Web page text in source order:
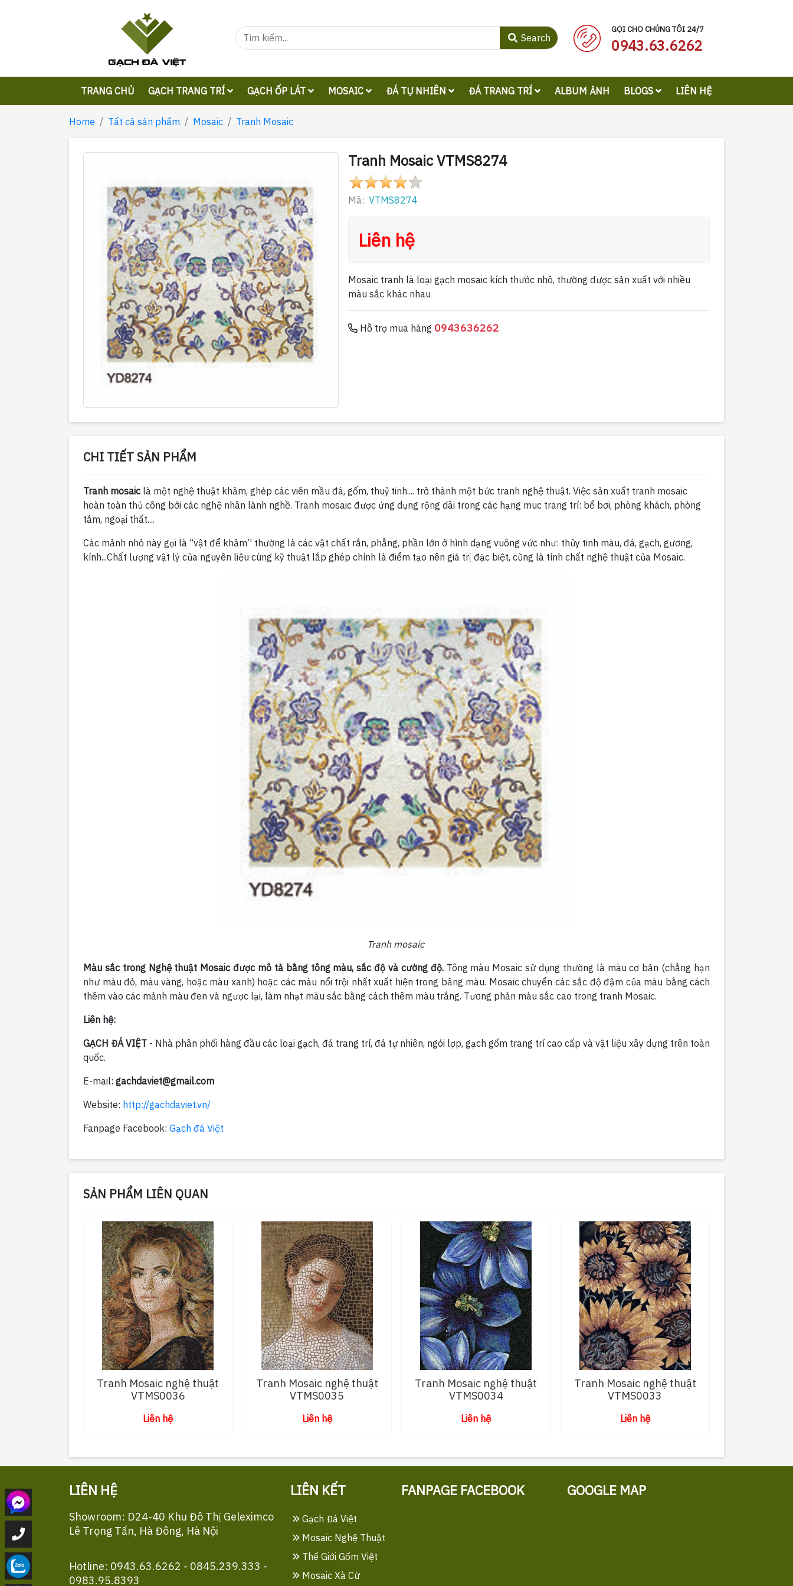
Search
GỌI CHO CHÚNG TÔI 24/7
0943.63.6262
TRANG CHỦ GẠCH TRANG TRÍ GẠCH ỐP LÁT MOSAIC ĐÁ TỰ NHIÊN ĐÁ TRANG TRÍ ALBUM ẢNH BLOGS LIÊN HỆ
Home Tất cả sản phẩm Mosaic Tranh Mosaic
Tranh Mosaic VTMS8274
Mã: VTMS8274
Liên hệ
Mosaic tranh là loại gạch mosaic kích thước nhỏ, thường được sản xuất với nhiều
màu sắc khác nhau
Hỗ trợ mua hàng 0943636262
CHI TIẾT SẢN PHẨM
Tranh mosaiclà một nghệ thuật khảm, ghép các viên mầu đá, gốm, thuỷ tinh.... trở thành một bức tranh nghệ thuật. Việc sản xuất tranh mosaic
hoàn toàn thủ công bởi các nghệ nhân lành nghề. Tranh mosaic được ứng dụng rộng dãi trong các hạng muc trang trí: bể bơi, phòng khách, phòng
tắm, ngoại thất....
Các mảnh nhỏ này gọi là “vật để khảm” thường là các vật chất rắn, phẳng, phần lớn ở hình dạng vuông vức như: thủy tinh màu, đá, gạch, gương,
kính...Chất lượng vật lý của nguyên liệu cùng kỹ thuật lắp ghép chính là điểm tạo nên giá trị đặc biệt, cũng là tính chất nghệ thuật của Mosaic.
Tranh mosaic
Màu sắc trong Nghệ thuật Mosaic được mô tả bằng tông màu, sắc độ và cường độ.Tông màu Mosaic sử dụng thường là màu cơ bản (chẳng hạn
như màu đỏ, màu vàng, hoặc màu xanh) hoặc các màu nổi trội nhất xuất hiện trong bảng màu. Mosaic chuyển các sắc độ đậm của màu bằng cách
thêm vào các mảnh màu đen và ngược lại, làm nhạt màu sắc bằng cách thêm màu trắng. Tương phản màu sắc cao trong tranh Mosaic.
Liên hệ:
GẠCH ĐÁ VIỆT - Nhà phân phối hàng đầu các loại gạch, đá trang trí, đá tự nhiên, ngói lợp, gạch gốm trang trí cao cấp và vật liệu xây dựng trên toàn
quốc.
E-mail: gachdaviet@gmail.com
Website: http://gachdaviet.vn/
Fanpage Facebook: Gạch đá Việt
SẢN PHẨM LIÊN QUAN
Tranh Mosaic nghệ thuật
VTMS0036
Liên hệ
Tranh Mosaic nghệ thuật
VTMS0035
Liên hệ
Tranh Mosaic nghệ thuật
VTMS0034
Liên hệ
Tranh Mosaic nghệ thuật
VTMS0033
Liên hệ
LIÊN HỆ
Showroom: D24-40 Khu Đô Thị Geleximco
Lê Trọng Tấn, Hà Đông, Hà Nội
Hotline: 0943.63.6262 - 0845.239.333 -
0983.95.8393
LIÊN KẾT
Gạch Đá Việt
Mosaic Nghệ Thuật
Thế Giới Gốm Việt
Mosaic Xà Cừ
FANPAGE FACEBOOK GOOGLE MAP